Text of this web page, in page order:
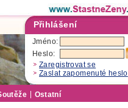
Přihlášení
Jméno:
Heslo:
Zaregistrovat se
Zaslat zapomenuté heslo
Ostatní